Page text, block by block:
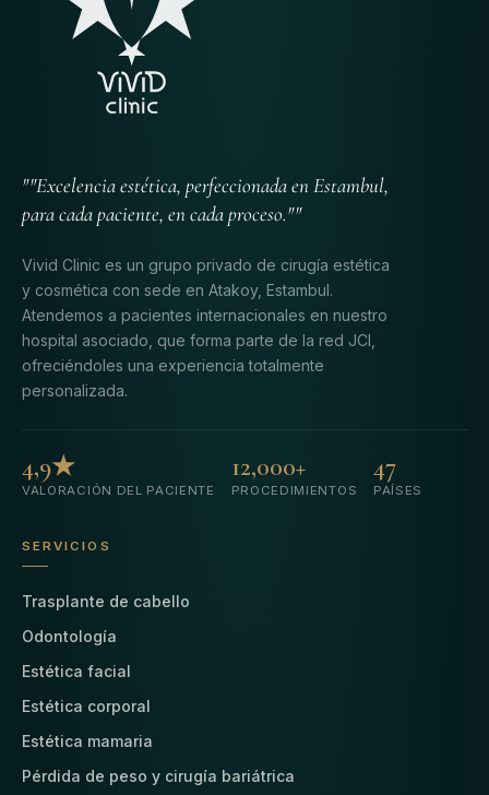
""Excelencia estética, perfeccionada en Estambul,
para cada paciente, en cada proceso.""
Vivid Clinic es un grupo privado de cirugía estética
y cosmética con sede en Atakoy, Estambul.
Atendemos a pacientes internacionales en nuestro
hospital asociado, que forma parte de la red JCI,
ofreciéndoles una experiencia totalmente
personalizada.
4,9★
VALORACIÓN DEL PACIENTE
12,000+
PROCEDIMIENTOS
47
PAÍSES
SERVICIOS
Trasplante de cabello
Odontología
Estética facial
Estética corporal
Estética mamaria
Pérdida de peso y cirugía bariátrica